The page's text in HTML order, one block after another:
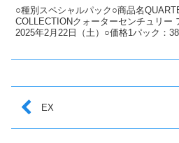
○種別スペシャルパック○商品名
COLLECTIONクォーターセンチュリー
2025年2月22日（土）○価格1パック：
EX